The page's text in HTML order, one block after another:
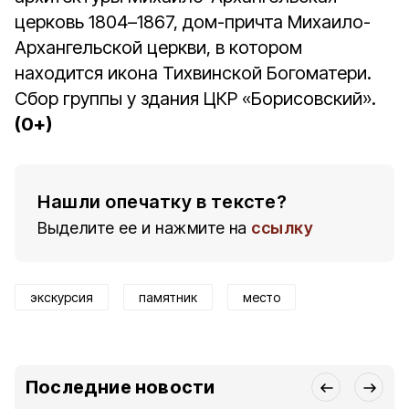
церковь 1804–1867, дом-причта Михаило-
Архангельской церкви, в котором
находится икона Тихвинской Богоматери.
Сбор группы у здания ЦКР «Борисовский».
(0+)
Нашли опечатку в тексте?
Выделите ее и нажмите на ссылку
экскурсия памятник место
Последние новости